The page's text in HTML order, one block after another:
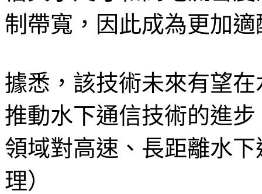
制帶寬，因此成為更加
據悉，該技術未來有望
推動水下通信技術的進
領域對高速、長距離水
理）